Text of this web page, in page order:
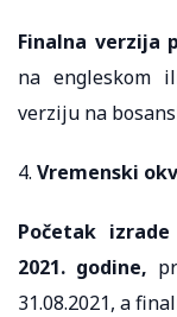
Finalna verzija
na engleskom
verziju na
4. Vremenski
Početak
2021. godine,
31.08.2021, a